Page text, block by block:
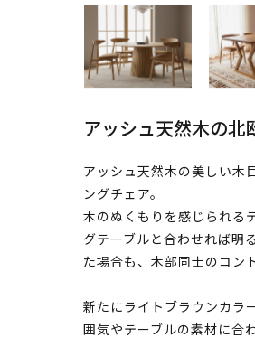
アッシュ天然木の
アッシュ天然木の美しい木
ングチェア。
木のぬくもりを感じられる
グテーブルと合わせれば明
た場合も、木部同士のコン
新たにライトブラウンカラ
囲気やテーブルの素材に合